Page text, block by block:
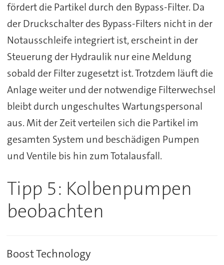
fördert die Partikel durch den Bypass-Filter. Da
der Druckschalter des Bypass-Filters nicht in der
Notausschleife integriert ist, erscheint in der
Steuerung der Hydraulik nur eine Meldung
sobald der Filter zugesetzt ist. Trotzdem läuft die
Anlage weiter und der notwendige Filterwechsel
bleibt durch ungeschultes Wartungspersonal
aus. Mit der Zeit verteilen sich die Partikel im
gesamten System und beschädigen Pumpen
und Ventile bis hin zum Totalausfall.
Tipp 5: Kolbenpumpen
beobachten
Boost Technology